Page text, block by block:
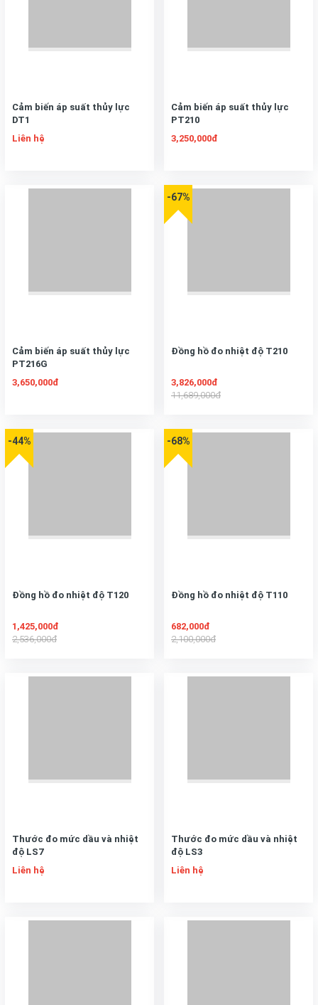
Cảm biến áp suất thủy lực
DT1
Liên hệ
Cảm biến áp suất thủy lực
PT210
3,250,000đ
Cảm biến áp suất thủy lực
PT216G
3,650,000đ
-67%
Đồng hồ đo nhiệt độ T210
3,826,000đ
11,689,000đ
-44%
Đồng hồ đo nhiệt độ T120
1,425,000đ
2,536,000đ
-68%
Đồng hồ đo nhiệt độ T110
682,000đ
2,100,000đ
Thước đo mức dầu và nhiệt
độ LS7
Liên hệ
Thước đo mức dầu và nhiệt
độ LS3
Liên hệ